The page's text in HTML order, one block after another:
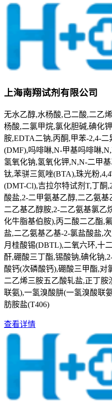
上海南翔试剂有限公司
无水乙醇,水杨酸,己二酸,二乙
杨酸,二氯甲烷,氯化胆碱,碘化
胺,EDTA二钠,丙酮,甲苯-2,4-
(DMF),吗啡啉,N-甲基吗啡啉
氢氧化钠,氢氧化钾,N,N-二甲
钛,苯骈三氮唑(BTA),珠光粉
(DMT-Cl),吉拉尔特试剂T,丁酮
酸盐,2-二甲氨基乙醇,二乙氨
二乙基乙醇胺,2-二乙氨基氯乙
化牛脂基伯胺),丙二酸二乙酯,
盐,二乙氨基乙基-2-氯盐酸盐,
月桂酸锡(DBTL),二氧六环,十
酐,硼酸三丁酯,锡酸钠,碘化钠
酸钙(次磷酸钙),硼酸三甲酯,对
二乙烯三胺五乙酸轧盐,正丁
联氨),一氢溴酸肼(一氢溴酸联
肪胺盐(T406)
查看详情